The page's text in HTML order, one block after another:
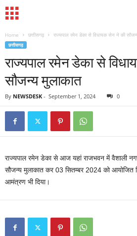
Home छत्तीसगढ़ राज्यपाल रमेन डेका से विधायक सेन ने की
छत्तीसगढ़
राज्यपाल रमेन डेका से
सौजन्य मुलाकात
By NEWSDESK - September 1, 2024 0
राज्यपाल रमेन डेका से आज यहां राजभवन में वैशाली
सौजन्य मुलाकात कर 03 सितम्बर 2024 को आयोजित
आमंत्रण भी दिया।